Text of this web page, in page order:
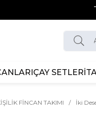
ÇAY SETLERİ
FİNCAN TAKIMI İki